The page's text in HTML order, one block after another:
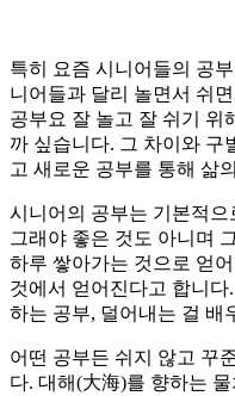
특히 요즘 시니어들의 공
니어들과 달리 놀면서 쉬
공부요 잘 놀고 잘 쉬기 위
까 싶습니다. 그 차이와 구
고 새로운 공부를 통해 삶
시니어의 공부는 기본적
그래야 좋은 것도 아니며
하루 쌓아가는 것으로 얻
것에서 얻어진다고 합니
하는 공부, 덜어내는 걸 배
어떤 공부든 쉬지 않고 꾸
다. 대해(大海)를 향하는